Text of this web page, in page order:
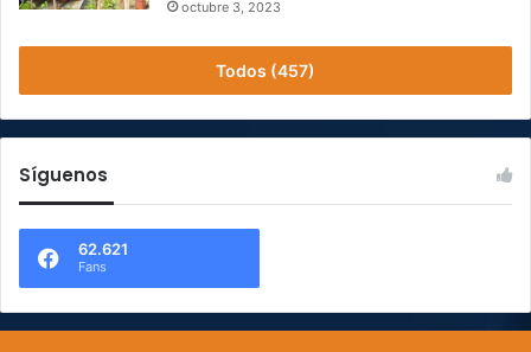
octubre 3, 2023
Todos (457)
Síguenos
62.621
Fans